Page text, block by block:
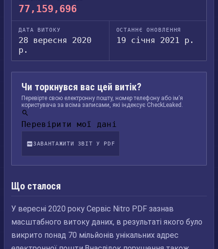
77,159,696
ДАТА ВИТОКУ
28 вересня 2020
р.
ОСТАННЄ ОНОВЛЕННЯ
19 січня 2021 р.
Чи торкнувся вас цей витік?
Перевірте свою електронну пошту, номер телефону або ім’я
користувача за всіма записами, які індексує CheckLeaked.
Перевірити мої дані
ЗАВАНТАЖИТИ ЗВІТ У PDF
Що сталося
У вересні 2020 року Сервіс Nitro PDF зазнав
масштабного витоку даних, в результаті якого було
викрито понад 70 мільйонів унікальних адрес